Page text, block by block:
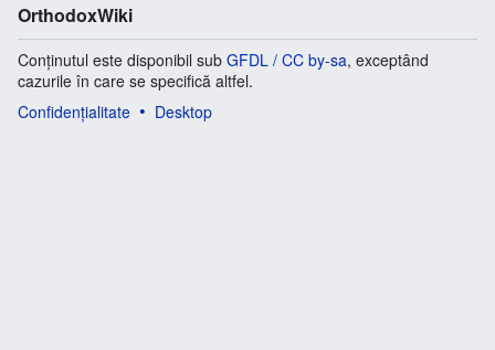
OrthodoxWiki
Conținutul este disponibil sub GFDL / CC by-sa, exceptând
cazurile în care se specifică altfel.
Confidențialitate
Desktop